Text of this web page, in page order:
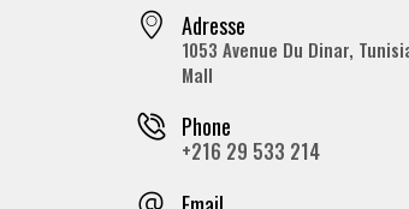
Adresse
1053 Avenue Du Dinar,
Mall
Phone
+216 29 533 214